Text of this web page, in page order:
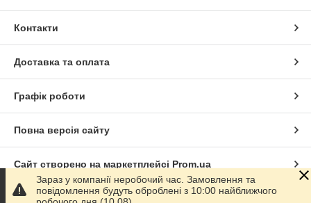
Контакти
Доставка та оплата
Графік роботи
Повна версія сайту
Сайт створено на маркетплейсі Prom.ua
Політика конфіденційності
Зараз у компанії неробочий час. Замовлення та
повідомлення будуть оброблені з 10:00 найближчого